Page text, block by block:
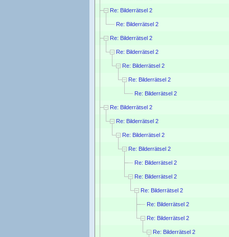
Re: Bilderrätsel 2
Re: Bilderrätsel 2
Re: Bilderrätsel 2
Re: Bilderrätsel 2
Re: Bilderrätsel 2
Re: Bilderrätsel 2
Re: Bilderrätsel 2
Re: Bilderrätsel 2
Re: Bilderrätsel 2
Re: Bilderrätsel 2
Re: Bilderrätsel 2
Re: Bilderrätsel 2
Re: Bilderrätsel 2
Re: Bilderrätsel 2
Re: Bilderrätsel 2
Re: Bilderrätsel 2
Re: Bilderrätsel 2